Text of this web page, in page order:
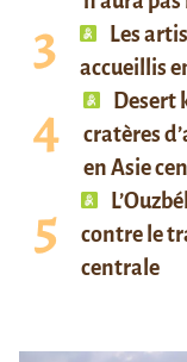
Les
accueillis
Desert
cratères
en Asie
contre le
centrale